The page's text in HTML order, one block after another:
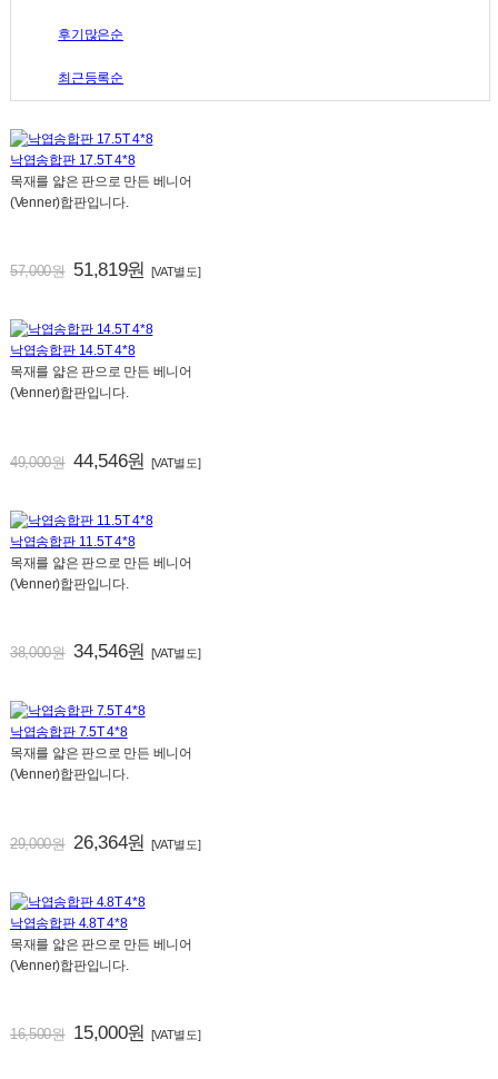
후기많은순
최근등록순
낙엽송합판 17.5T 4*8
목재를 얇은 판으로 만든 베니어
(Venner)합판입니다.
57,000원 51,819원 [VAT별도]
낙엽송합판 14.5T 4*8
목재를 얇은 판으로 만든 베니어
(Venner)합판입니다.
49,000원 44,546원 [VAT별도]
낙엽송합판 11.5T 4*8
목재를 얇은 판으로 만든 베니어
(Venner)합판입니다.
38,000원 34,546원 [VAT별도]
낙엽송합판 7.5T 4*8
목재를 얇은 판으로 만든 베니어
(Venner)합판입니다.
29,000원 26,364원 [VAT별도]
낙엽송합판 4.8T 4*8
목재를 얇은 판으로 만든 베니어
(Venner)합판입니다.
16,500원 15,000원 [VAT별도]